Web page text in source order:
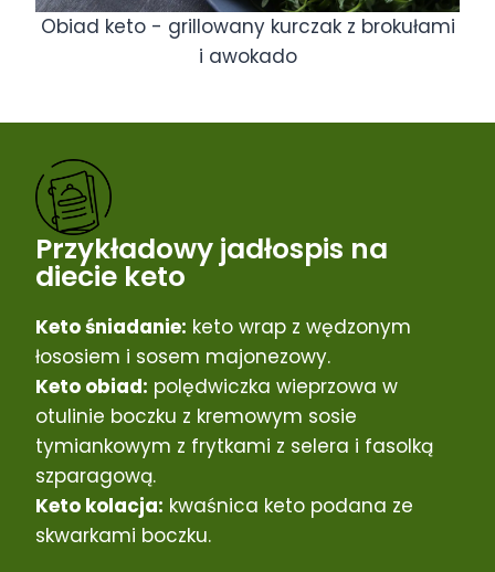
Obiad keto - grillowany kurczak z brokułami
i awokado
Przykładowy jadłospis na
diecie keto
Keto śniadanie: keto wrap z wędzonym
łososiem i sosem majonezowy.
Keto obiad: polędwiczka wieprzowa w
otulinie boczku z kremowym sosie
tymiankowym z frytkami z selera i fasolką
szparagową.
Keto kolacja: kwaśnica keto podana ze
skwarkami boczku.